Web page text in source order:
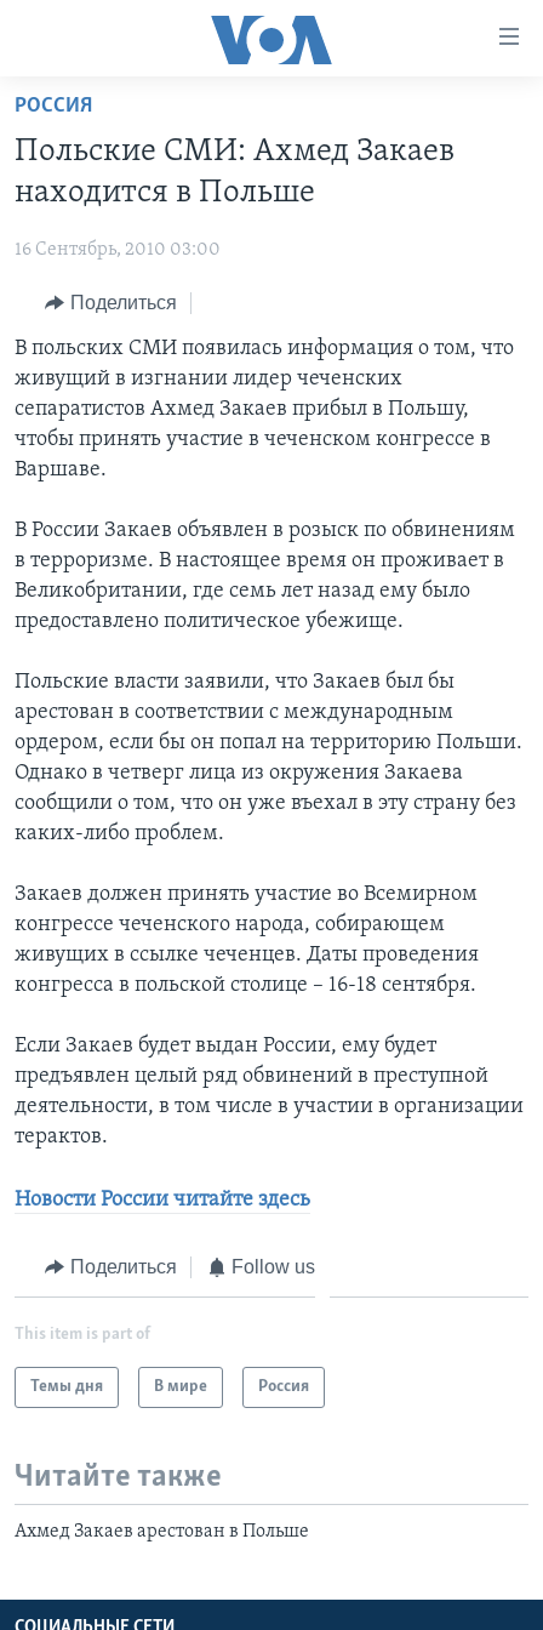
Перейти
основной
контент
навигации
Перейти
поиск
НОВОСТИ ЗА МИНУТУ
ИТОГИ
ПОЧЕМУ ЭТО ВАЖНО?
ДИСКУССИЯ VOA
ДЕТАЛИ
НЬЮ-ЙОРК NEW YORK
АМЕРИКА. БОЛЬШОЕ ПУТЕШЕСТВИЕ
УЧИМ АНГЛИЙСКИЙ
НАША АМЕРИКАНСКАЯ ИСТОРИЯ
А КАК В АМЕРИКЕ?
АРТЕФАКТЫ
АМЕРИКАНСКИЕ ГОРОДКИ
ТЕСТЫ
ЭКСПЕРТИЗА
ИНТЕРВЬЮ
ФАКТЫ ПРОТИВ ФЕЙКОВ
ЗА СВОБОДУ ПРЕССЫ
УЧИМ АНГЛИЙСКИЙ
ВИДЕО
ПОДПИСКА НА НОВОСТИ
Learning English
Языки
РОССИЯ
Польские СМИ: Ахмед Закаев
находится в Польше
16 Сентябрь, 2010 03:00
Поделиться
В польских СМИ появилась информация о том, что
живущий в изгнании лидер чеченских
сепаратистов Ахмед Закаев прибыл в Польшу,
чтобы принять участие в чеченском конгрессе в
Варшаве.
В России Закаев объявлен в розыск по обвинениям
в терроризме. В настоящее время он проживает в
Великобритании, где семь лет назад ему было
предоставлено политическое убежище.
Польские власти заявили, что Закаев был бы
арестован в соответствии с международным
ордером, если бы он попал на территорию Польши.
Однако в четверг лица из окружения Закаева
сообщили о том, что он уже въехал в эту страну без
каких-либо проблем.
Закаев должен принять участие во Всемирном
конгрессе чеченского народа, собирающем
живущих в ссылке чеченцев. Даты проведения
конгресса в польской столице – 16-18 сентября.
Если Закаев будет выдан России, ему будет
предъявлен целый ряд обвинений в преступной
деятельности, в том числе в участии в организации
терактов.
Новости России читайте здесь
Поделиться Follow us
This item is part of
Темы дня В мире Россия
Читайте также
Ахмед Закаев арестован в Польше